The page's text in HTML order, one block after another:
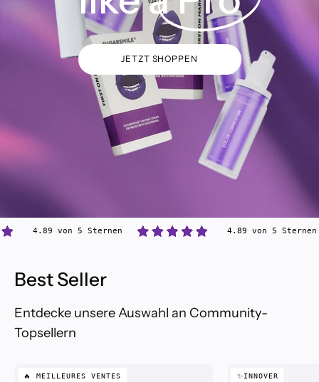
JETZT SHOPPEN
von 5 Sternen 4.89 von 5 Sternen
Best Seller
Entdecke unsere Auswahl an Community-
Topsellern
Correcteur
🔥 MEILLEURES VENTES ✨INNOVER